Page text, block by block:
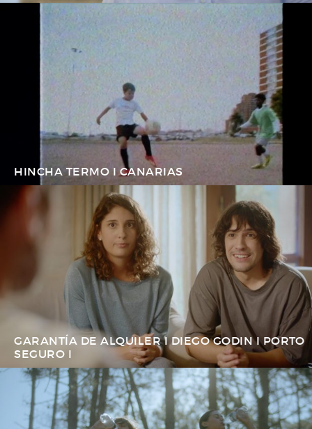
HINCHA TERMO I CANARIAS
GARANTÍA DE ALQUILER I DIEGO GODIN I PORTO
SEGURO I